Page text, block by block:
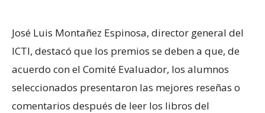
José Luis Montañez Espinosa, director general del
ICTI, destacó que los premios se deben a que, de
acuerdo con el Comité Evaluador, los alumnos
seleccionados presentaron las mejores reseñas o
comentarios después de leer los libros del